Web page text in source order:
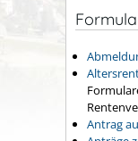
Antrag